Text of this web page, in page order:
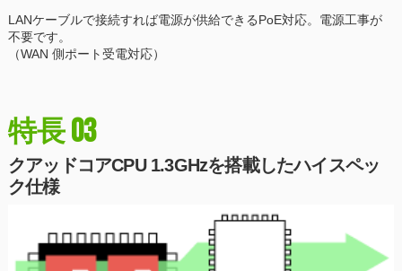
LANケーブルで接続すれば電源が供給できるPoE対応。電源工事が
不要です。
（WAN 側ポート受電対応）
特長03
クアッドコアCPU 1.3GHzを搭載したハイスペッ
ク仕様